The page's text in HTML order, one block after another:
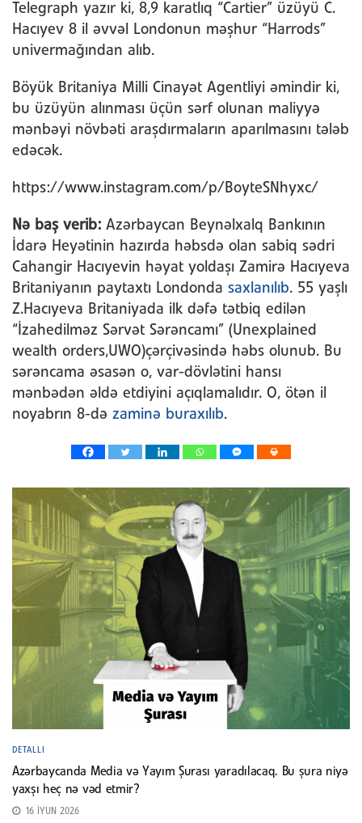
Telegraph yazır ki, 8,9 karatlıq “Cartier” üzüyü C.
Hacıyev 8 il əvvəl Londonun məşhur “Harrods”
univermağından alıb.
Böyük Britaniya Milli Cinayət Agentliyi əmindir ki,
bu üzüyün alınması üçün sərf olunan maliyyə
mənbəyi növbəti araşdırmaların aparılmasını tələb
edəcək.
https://www.instagram.com/p/BoyteSNhyxc/
Nə baş verib: Azərbaycan Beynəlxalq Bankının
İdarə Heyətinin hazırda həbsdə olan sabiq sədri
Cahangir Hacıyevin həyat yoldaşı Zamirə Hacıyeva
Britaniyanın paytaxtı Londonda saxlanılıb. 55 yaşlı
Z.Hacıyeva Britaniyada ilk dəfə tətbiq edilən
“İzahedilməz Sərvət Sərəncamı” (Unexplained
wealth orders,UWO)çərçivəsində həbs olunub. Bu
sərəncama əsasən o, var-dövlətini hansı
mənbədən əldə etdiyini açıqlamalıdır. O, ötən il
noyabrın 8-də zaminə buraxılıb.
DETALLI
Azərbaycanda Media və Yayım Şurası yaradılacaq. Bu şura niyə
yaxşı heç nə vəd etmir?
16 İYUN 2026